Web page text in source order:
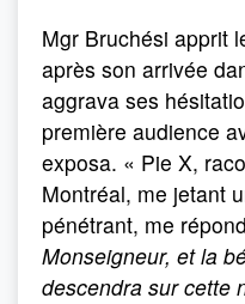
Mgr Bruchési apprit
après son arrivée
aggrava ses
première audience
exposa. « Pie X,
Montréal, me jetant
pénétrant, me
Monseigneur, et la
descendra sur cette